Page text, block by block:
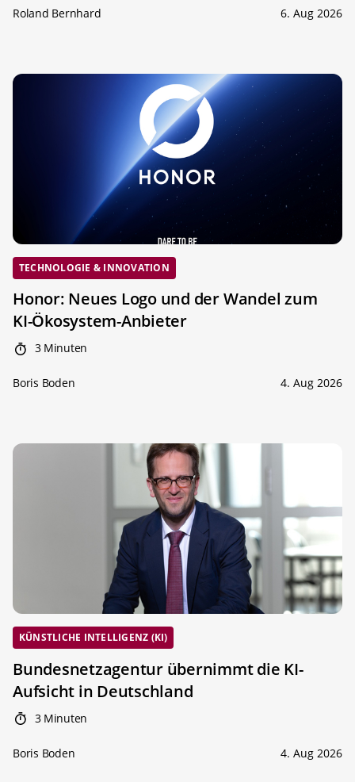
Roland Bernhard 6. Aug 2026
TECHNOLOGIE & INNOVATION
Honor: Neues Logo und der Wandel zum
KI-Ökosystem-Anbieter
3 Minuten
Boris Boden 4. Aug 2026
KÜNSTLICHE INTELLIGENZ (KI)
Bundesnetzagentur übernimmt die KI-
Aufsicht in Deutschland
3 Minuten
Boris Boden 4. Aug 2026